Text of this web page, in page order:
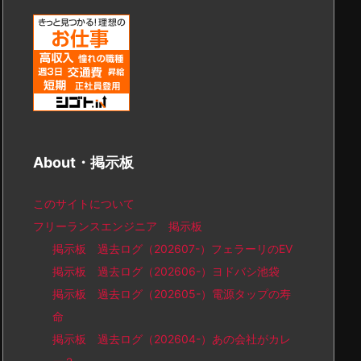
About・掲示板
このサイトについて
フリーランスエンジニア 掲示板
掲示板 過去ログ（202607-）フェラーリのEV
掲示板 過去ログ（202606-）ヨドバシ池袋
掲示板 過去ログ（202605-）電源タップの寿
命
掲示板 過去ログ（202604-）あの会社がカレ